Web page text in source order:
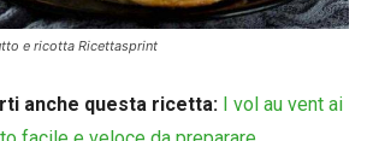
e ricotta Ricettasprint
anche questa ricetta: I vol au vent ai